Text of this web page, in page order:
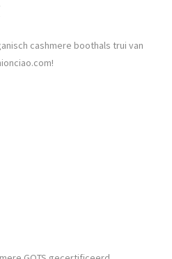
cashmere boothals trui van